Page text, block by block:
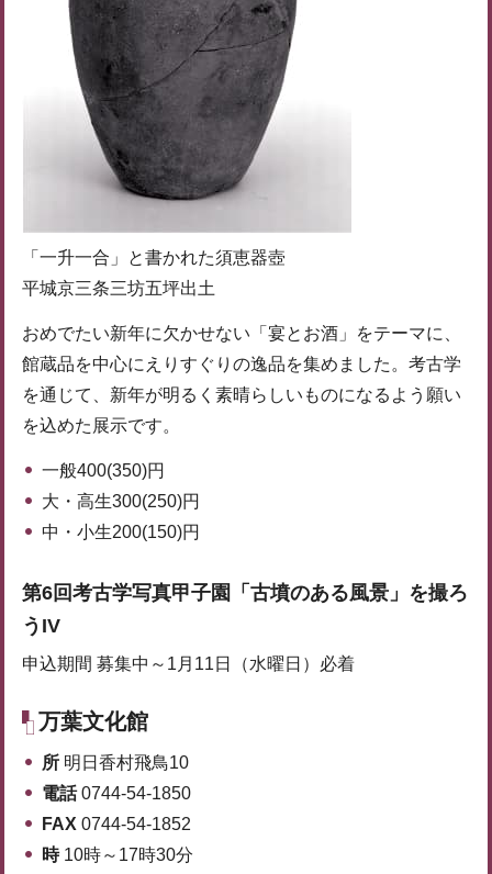
「一升一合」と書かれた須恵器壺
平城京三条三坊五坪出土
おめでたい新年に欠かせない「宴とお酒」をテーマに、
館蔵品を中心にえりすぐりの逸品を集めました。考古学
を通じて、新年が明るく素晴らしいものになるよう願い
を込めた展示です。
一般400(350)円
大・高生300(250)円
中・小生200(150)円
第6回考古学写真甲子園「古墳のある風景」を撮ろ
うIV
申込期間 募集中～1月11日（水曜日）必着
万葉文化館
所 明日香村飛鳥10
電話0744-54-1850
FAX 0744-54-1852
時 10時～17時30分